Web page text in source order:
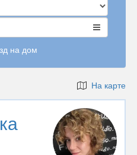
на дом
На карте